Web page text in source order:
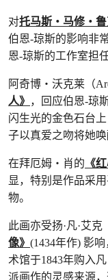
对托马斯‧马修‧鲁
伯恩-琼斯的影响非
恩-琼斯的工作室担
阿奇博‧沃克莱（
人》 ，回应伯恩-琼
闪生光的金色石台
子以真爱之吻将她唤
在拜厄姆‧肖的 《
显，特别是作品采
物。
此画亦受扬·凡·艾克
像》 (1434年作) 影
术馆于1843年购入
派画作的灵感来源